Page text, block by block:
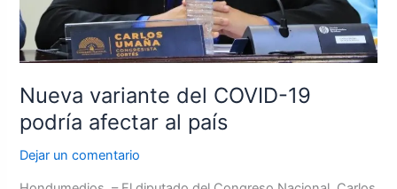
Nueva variante del COVID-19
podría afectar al país
Dejar un comentario
al
país